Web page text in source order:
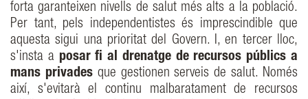
forta garanteixen nivells de salut més alts a la població.
Per tant, pels independentistes és imprescindible que
aquesta sigui una prioritat del Govern. I, en tercer lloc,
s'insta a posar fi al drenatge de recursos públics a
mans privadesque gestionen serveis de salut. Només
així, s'evitarà el continu malbaratament de recursos